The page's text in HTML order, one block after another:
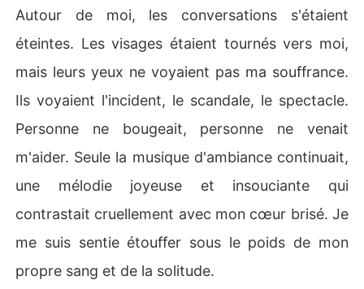
Autour de moi, les conversations s'étaient
éteintes. Les visages étaient tournés vers moi,
mais leurs yeux ne voyaient pas ma souffrance.
Ils voyaient l'incident, le scandale, le spectacle.
Personne ne bougeait, personne ne venait
m'aider. Seule la musique d'ambiance continuait,
une mélodie joyeuse et insouciante qui
contrastait cruellement avec mon cœur brisé. Je
me suis sentie étouffer sous le poids de mon
propre sang et de la solitude.